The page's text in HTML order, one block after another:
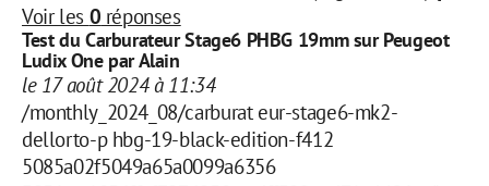
Voir les 0 réponses
Test du Carburateur Stage6 PHBG 19mm sur Peugeot
Ludix One par Alain
le 17 août 2024 à 11:34
/monthly_2024_08/carburat eur-stage6-mk2-
dellorto-p hbg-19-black-edition-f412
5085a02f5049a65a0099a6356